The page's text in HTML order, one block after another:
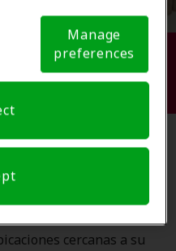
are using an opt-out
that signal. Cookie
Manage
preferences
de atención
, ningún proveedor de
cercanas a su